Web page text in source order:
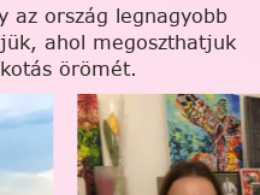
az ország legnagyobb
ahol megoszthatjuk
örömét.